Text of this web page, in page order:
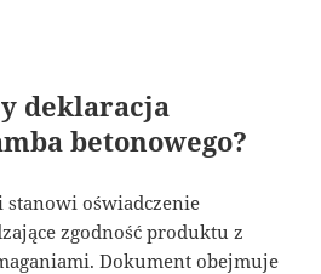
deklaracja
betonowego?
stanowi oświadczenie
zgodność produktu z
Dokument obejmuje